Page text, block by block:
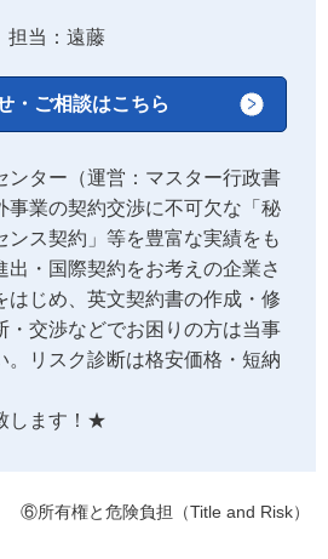
担当：遠藤
・ご相談はこちら
ンター（運営：マスター行政書
事業の契約交渉に不可欠な「秘
ンス契約」等を豊富な実績をも
出・国際契約をお考えの企業さ
はじめ、英文契約書の作成・修
・交渉などでお困りの方は当事
。リスク診断は格安価格・短納
します！★
⑥所有権と危険負担（Title and Risk）